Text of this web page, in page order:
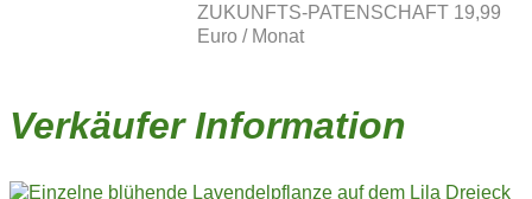
ZUKUNFTS-PATENSCHAFT 19,99
Euro / Monat
Verkäufer Information